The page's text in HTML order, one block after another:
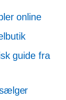
online
guide fra